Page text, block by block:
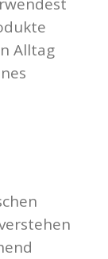
Alltag